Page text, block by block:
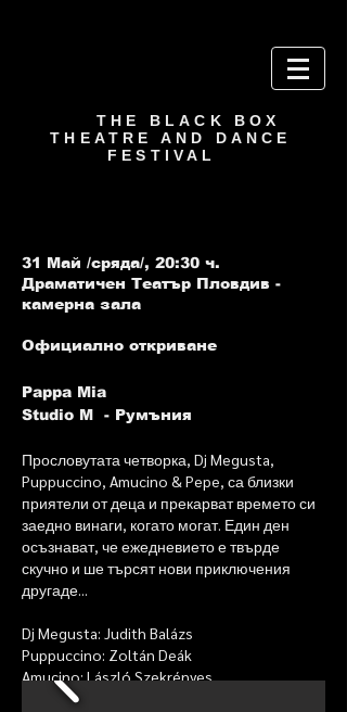
THE BLACK BOX
THEATRE AND DANCE
FESTIVAL
31 Май /сряда/, 20:30 ч.
Драматичен Театър Пловдив -
камерна зала
Официално откриване
Pappa Mia
Studio M - Румъния
Прословутата четворка, Dj Megusta,
Puppuccino, Amucino & Pepe, са близки
приятели от деца и прекарват времето си
заедно винаги, когато могат. Един ден
осъзнават, че ежедневието е твърде
скучно и ше търсят нови приключения
другаде...
Dj Megusta: Judith Balázs
Puppuccino: Zoltán Deák
Amucino: László Szekrényes
Pepe: Attila Veres Nagy